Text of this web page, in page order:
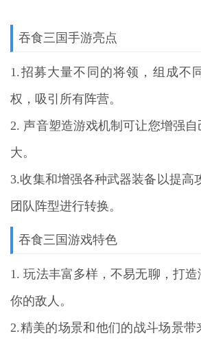
吞食三国手游亮点
1.招募大量不同的将领，组成不
权，吸引所有阵营。
2. 声音塑造游戏机制可让您增强
大。
3.收集和增强各种武器装备以提高
团队阵型进行转换。
吞食三国游戏特色
1. 玩法丰富多样，不易无聊，打
你的敌人。
2.精美的场景和他们的战斗场景带